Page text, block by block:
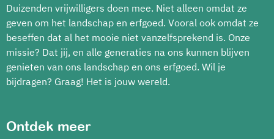
Duizenden vrijwilligers doen mee. Niet alleen omdat ze
geven om het landschap en erfgoed. Vooral ook omdat ze
beseffen dat al het mooie niet vanzelfsprekend is. Onze
missie? Dat jij, en alle generaties na ons kunnen blijven
genieten van ons landschap en ons erfgoed. Wil je
bijdragen? Graag! Het is jouw wereld.
Ontdek meer